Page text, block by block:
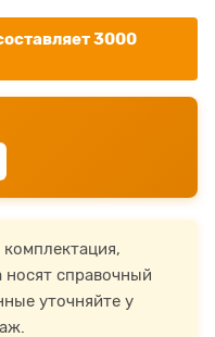
3000
носят справочный
уточняйте у